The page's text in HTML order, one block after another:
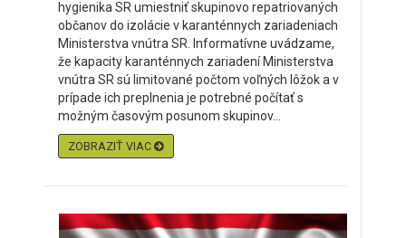
hygienika SR umiestniť skupinovo repatriovaných
občanov do izolácie v karanténnych zariadeniach
Ministerstva vnútra SR. Informatívne uvádzame,
že kapacity karanténnych zariadení Ministerstva
vnútra SR sú limitované počtom voľných lôžok a v
prípade ich preplnenia je potrebné počítať s
možným časovým posunom skupinov...
ZOBRAZIŤ VIAC